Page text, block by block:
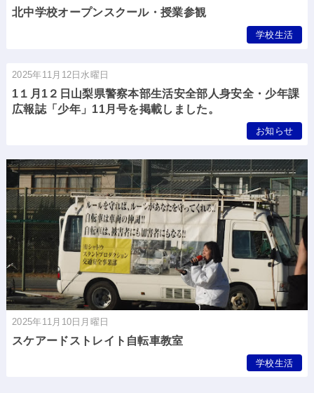
北中学校オープンスクール・授業参観
学校生活
2025年11月12日水曜日
1１月1２日山梨県警察本部生活安全部人身安全・少年課
広報誌「少年」11月号を掲載しました。
お知らせ
2025年11月10日月曜日
スケアードストレイト自転車教室
学校生活